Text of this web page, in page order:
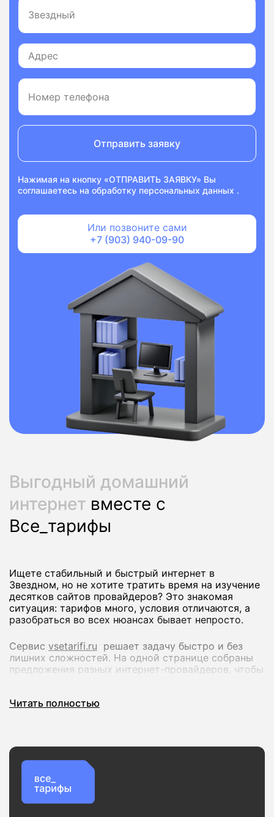
Отправить заявку
Нажимая на кнопку «ОТПРАВИТЬ ЗАЯВКУ» Вы
соглашаетесь на обработку персональных данных .
Или позвоните сами
+7 (903) 940-09-90
Выгодный домашний
интернет вместе с
Все_тарифы
Ищете стабильный и быстрый интернет в
Звездном, но не хотите тратить время на изучение
десятков сайтов провайдеров? Это знакомая
ситуация: тарифов много, условия отличаются, а
разобраться во всех нюансах бывает непросто.
Сервис vsetarifi.ru решает задачу быстро и без
лишних сложностей. На одной странице собраны
предложения разных интернет-провайдеров, чтобы
Удобное сравнение тарифов по скорости и
стоимости
Актуальные предложения без устаревшей
информации
Проверку доступности подключения по вашему
Читать полностью